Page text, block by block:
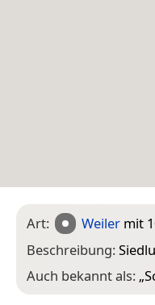
Art: Weiler mit
Beschreibung:
Auch bekannt als: „